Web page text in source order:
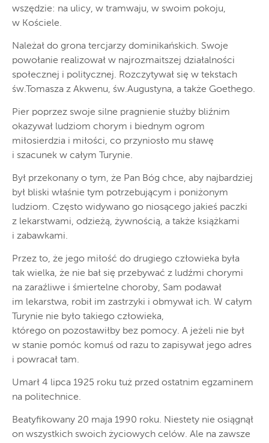
wszędzie: na ulicy, w tramwaju, w swoim pokoju,
w Kościele.
Należał do grona tercjarzy dominikańskich. Swoje
powołanie realizował w najrozmaitszej działalności
społecznej i politycznej. Rozczytywał się w tekstach
św.Tomasza z Akwenu, św.Augustyna, a także Goethego.
Pier poprzez swoje silne pragnienie służby bliźnim
okazywał ludziom chorym i biednym ogrom
miłosierdzia i miłości, co przyniosło mu sławę
i szacunek w całym Turynie.
Był przekonany o tym, że Pan Bóg chce, aby najbardziej
był bliski właśnie tym potrzebującym i poniżonym
ludziom. Często widywano go niosącego jakieś paczki
z lekarstwami, odzieżą, żywnością, a także książkami
i zabawkami.
Przez to, że jego miłość do drugiego człowieka była
tak wielka, że nie bał się przebywać z ludźmi chorymi
na zaraźliwe i śmiertelne choroby, Sam podawał
im lekarstwa, robił im zastrzyki i obmywał ich. W całym
Turynie nie było takiego człowieka,
którego on pozostawiłby bez pomocy. A jeżeli nie był
w stanie pomóc komuś od razu to zapisywał jego adres
i powracał tam.
Umarł 4 lipca 1925 roku tuż przed ostatnim egzaminem
na politechnice.
Beatyfikowany 20 maja 1990 roku. Niestety nie osiągnął
on wszystkich swoich życiowych celów. Ale na zawsze